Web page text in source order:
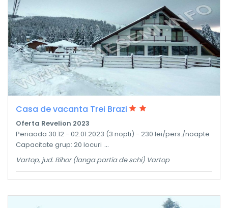
Casa de vacanta Trei Brazi
Vartop, jud. Bihor (langa partia de schi) Vartop
Oferta Revelion 2023
Periaoda 30.12 - 02.01.2023 (3 nopti) - 230 lei/pers./noapte
Capacitate grup: 20 locuri ...